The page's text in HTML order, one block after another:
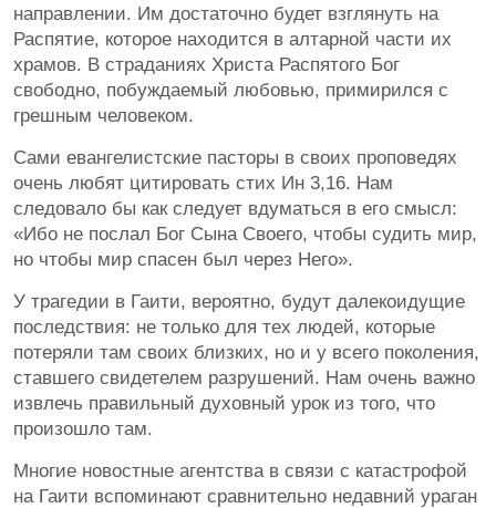
направлении. Им достаточно будет взглянуть на
Распятие, которое находится в алтарной части их
храмов. В страданиях Христа Распятого Бог
свободно, побуждаемый любовью, примирился с
грешным человеком.
Сами евангелистские пасторы в своих проповедях
очень любят цитировать стих Ин 3,16. Нам
следовало бы как следует вдуматься в его смысл:
«Ибо не послал Бог Сына Своего, чтобы судить мир,
но чтобы мир спасен был через Него».
У трагедии в Гаити, вероятно, будут далекоидущие
последствия: не только для тех людей, которые
потеряли там своих близких, но и у всего поколения,
ставшего свидетелем разрушений. Нам очень важно
извлечь правильный духовный урок из того, что
произошло там.
Многие новостные агентства в связи с катастрофой
на Гаити вспоминают сравнительно недавний ураган